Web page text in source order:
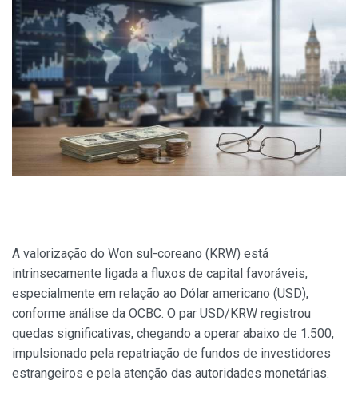
A valorização do Won sul-coreano (KRW) está
intrinsecamente ligada a fluxos de capital favoráveis,
especialmente em relação ao Dólar americano (USD),
conforme análise da OCBC. O par USD/KRW registrou
quedas significativas, chegando a operar abaixo de 1.500,
impulsionado pela repatriação de fundos de investidores
estrangeiros e pela atenção das autoridades monetárias.